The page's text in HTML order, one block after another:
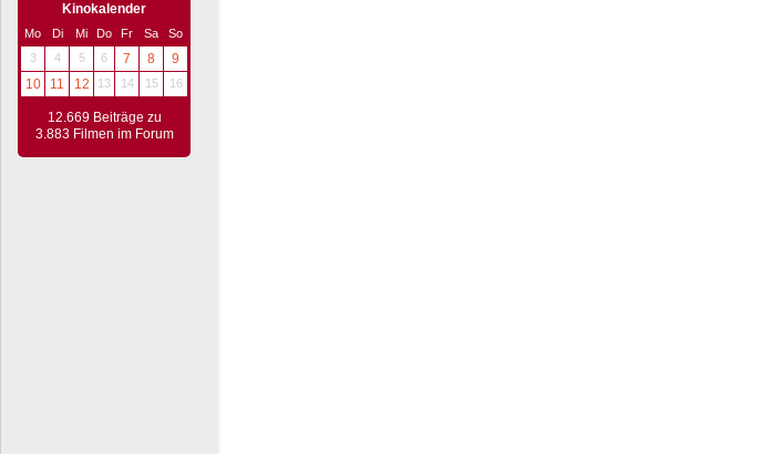
Kinokalender
Mo Di Mi Do Fr Sa
So
3
4 5 6 7 8
9
10
11 12 13 14 15 16
12.669 Beiträge zu
3.883 Filmen im Forum